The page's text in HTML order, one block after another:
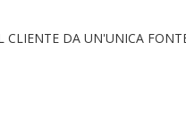
CLIENTE DA UN'UNICA